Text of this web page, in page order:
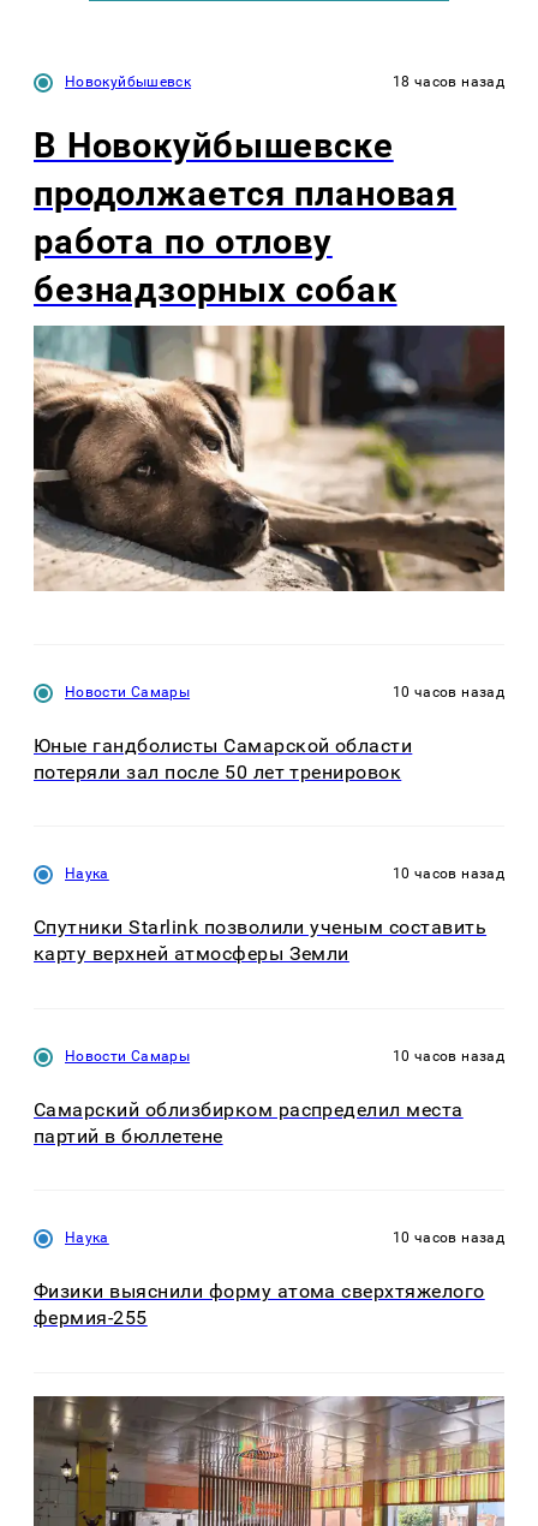
Новокуйбышевск 18 часов назад
В Новокуйбышевске
продолжается плановая
работа по отлову
безнадзорных собак
Новости Самары 10 часов назад
Юные гандболисты Самарской области
потеряли зал после 50 лет тренировок
Наука 10 часов назад
Спутники Starlink позволили ученым составить
карту верхней атмосферы Земли
Новости Самары 10 часов назад
Самарский облизбирком распределил места
партий в бюллетене
Наука 10 часов назад
Физики выяснили форму атома сверхтяжелого
фермия-255